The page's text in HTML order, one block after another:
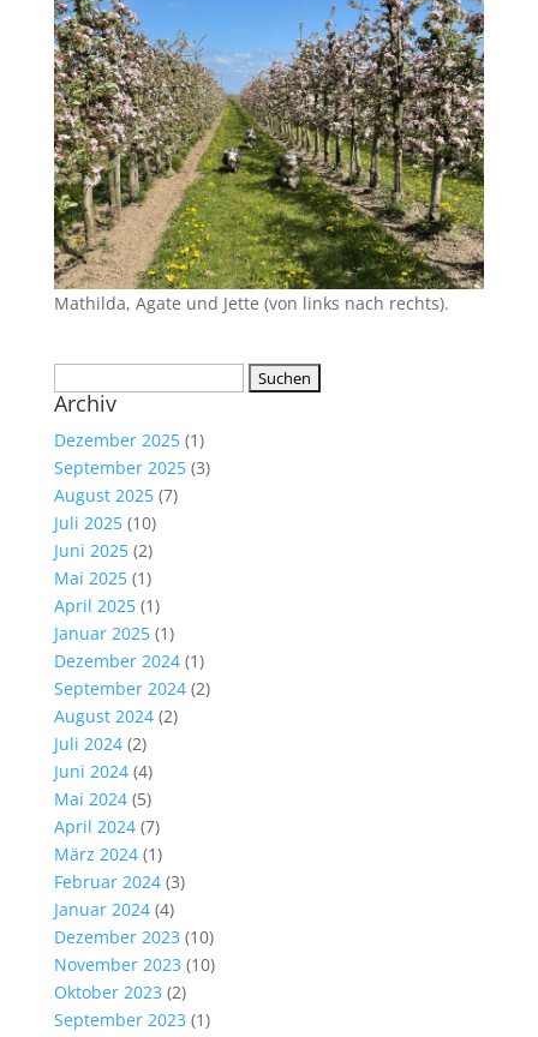
Mathilda, Agate und Jette (von links nach rechts).
nach:
Archiv
Dezember 2025(1)
September 2025(3)
August 2025(7)
Juli 2025(10)
Juni 2025(2)
Mai 2025(1)
April 2025(1)
Januar 2025(1)
Dezember 2024(1)
September 2024(2)
August 2024(2)
Juli 2024(2)
Juni 2024(4)
Mai 2024(5)
April 2024(7)
März 2024(1)
Februar 2024(3)
Januar 2024(4)
Dezember 2023 (10)
November 2023 (10)
Oktober 2023 (2)
September 2023 (1)